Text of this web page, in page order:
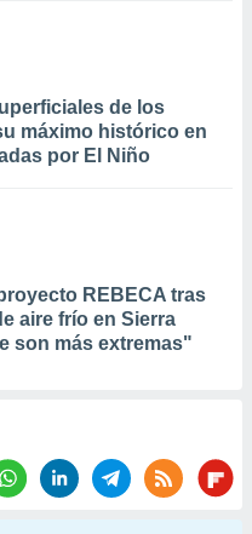
de los
máximo histórico en
por El Niño
REBECA tras
aire frío en Sierra
son más extremas"